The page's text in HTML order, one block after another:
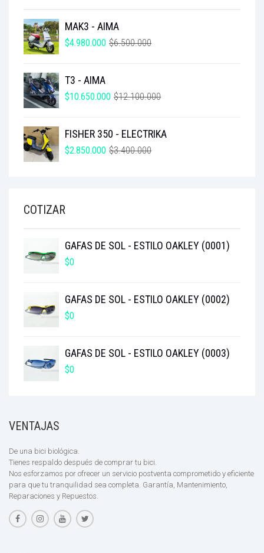
MAK3 - AIMA
$6.500.000EL
$6.500.000.
$4.980.000
EL
$4.980.000.
T3 - AIMA
$12.100.000EL
ERA:
$10.650.000
EL
ES:
FISHER 350 - ELECTRIKA
$3.400.000EL
$2.850.000
EL
COTIZAR
GAFAS DE SOL - ESTILO OAKLEY (0001)
$0
GAFAS DE SOL - ESTILO OAKLEY (0002)
$0
GAFAS DE SOL - ESTILO OAKLEY (0003)
$0
VENTAJAS
De una bici biológica.
Tienes respaldo después de comprar tu bici.
Nos esforzamos por ofrecer un servicio postventa comprometido y eficiente
para que tu tranquilidad sea completa. Garantía, Mantenimiento,
Reparaciones y Repuestos.